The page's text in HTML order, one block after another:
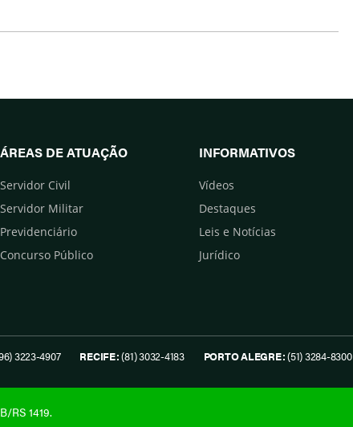
ÁREAS DE ATUAÇÃO
Servidor Civil
Servidor Militar
Previdenciário
Concurso Público
INFORMATIVOS
Vídeos
Destaques
Leis e Notícias
Jurídico
3223-4907 RECIFE:(81) 3032-4183 PORTO ALEGRE:(51) 3284-8300
RS 1419.